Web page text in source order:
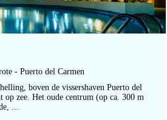
- Puerto del Carmen
boven de vissershaven Puerto del
op zee. Het oude centrum (op ca. 300 m
...